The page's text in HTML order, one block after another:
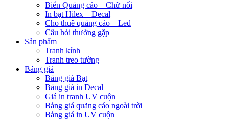
Biển Quảng cáo – Chữ nổi
In bạt Hilex – Decal
Cho thuê quảng cáo – Led
Câu hỏi thường gặp
Sản phẩm
Tranh kính
Tranh treo tường
Bảng giá
Bảng giá Bạt
Bảng giá in Decal
Giá in tranh UV cuộn
Bảng giá quãng cáo ngoài trời
Bảng giá in UV cuộn